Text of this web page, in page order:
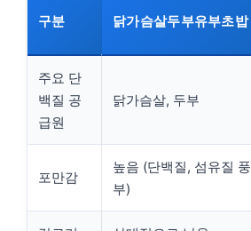
구분 닭가슴살두부유부초밥
주요 단
백질 공
급원
닭가슴살, 두부
포만감
높음 (단백질, 섬유질 풍
부)